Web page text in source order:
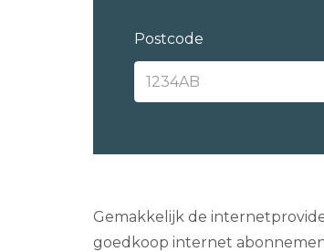
Postcode
Gemakkelijk de
goedkoop internet